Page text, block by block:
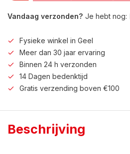
Vandaag verzonden? Je hebt nog:
Fysieke winkel in Geel
Meer dan 30 jaar ervaring
Binnen 24 h verzonden
14 Dagen bedenktijd
Gratis verzending boven €100
Beschrijving